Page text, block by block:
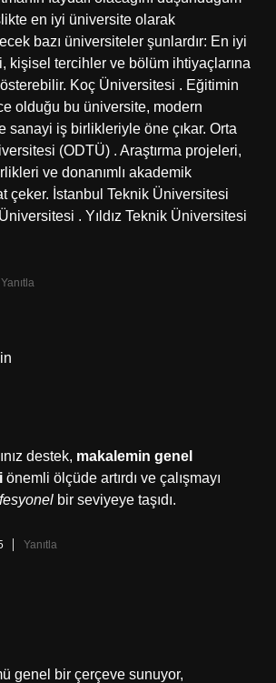
en iyi üniversite olarak
bazı üniversiteler şunlardır: En iyi
kişisel tercihler ve bölüm ihtiyaçlarına
Koç Üniversitesi . Eğitimin
olduğu bu üniversite, modern
sanayi iş birlikleriyle öne çıkar. Orta
(ODTÜ) . Araştırma projeleri,
ve donanımlı akademik
çeker. İstanbul Teknik Üniversitesi
. Yıldız Teknik Üniversitesi
Yanıtla
destek, makalemin genel
önemli ölçüde artırdı ve çalışmayı
bir seviyeye taşıdı.
Yanıtla
genel bir çerçeve sunuyor,